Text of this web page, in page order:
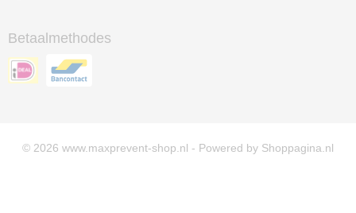
Betaalmethodes
© 2026 www.maxprevent-shop.nl - Powered by Shoppagina.nl